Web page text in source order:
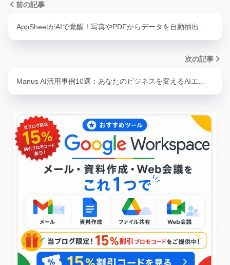
前の記事
AppSheetがAIで覚醒！写真やPDFからデータを自動抽出…
次の記事
Manus AI活用事例10選：あなたのビジネスを変えるAIエ…